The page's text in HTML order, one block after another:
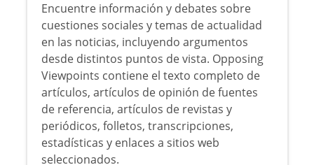
Encuentre información y debates sobre
cuestiones sociales y temas de actualidad
en las noticias, incluyendo argumentos
desde distintos puntos de vista. Opposing
Viewpoints contiene el texto completo de
artículos, artículos de opinión de fuentes
de referencia, artículos de revistas y
periódicos, folletos, transcripciones,
estadísticas y enlaces a sitios web
seleccionados.